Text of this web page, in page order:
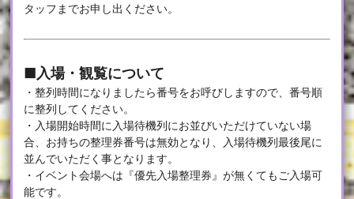
タッフまでお申し出ください。
■入場・観覧について
・整列時間になりましたら番号をお呼びしますので、番号順
に整列してください。
・入場開始時間に入場待機列にお並びいただけていない場
合、お持ちの整理券番号は無効となり、入場待機列最後尾に
並んでいただく事となります。
・イベント会場へは『優先入場整理券』が無くてもご入場可
能です。